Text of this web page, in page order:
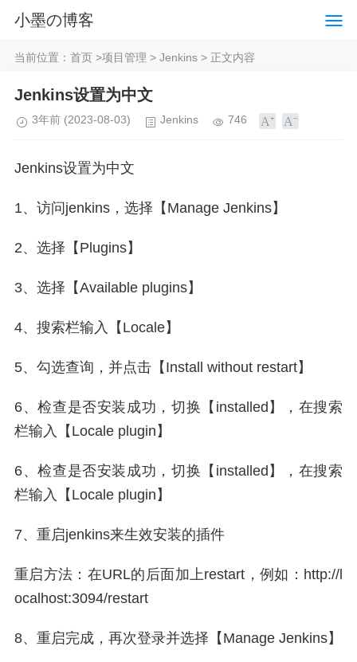
小墨の博客
当前位置： 首页 >项目管理 > Jenkins > 正文内容
Jenkins设置为中文
3年前 (2023-08-03) Jenkins 746
Jenkins设置为中文
1、访问jenkins，选择【Manage Jenkins】
2、选择【Plugins】
3、选择【Available plugins】
4、搜索栏输入【Locale】
5、勾选查询，并点击【Install without restart】
6、检查是否安装成功，切换【installed】，在搜索
栏输入【Locale plugin】
6、检查是否安装成功，切换【installed】，在搜索
栏输入【Locale plugin】
7、重启jenkins来生效安装的插件
重启方法：在URL的后面加上restart，例如：http://l
ocalhost:3094/restart
8、重启完成，再次登录并选择【Manage Jenkins】